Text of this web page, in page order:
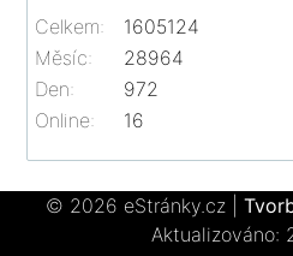
Online: 16
Celkem:
1605124
Měsíc:
28964
Den:
972
© 2026 eStránky.cz
Aktualizováno: